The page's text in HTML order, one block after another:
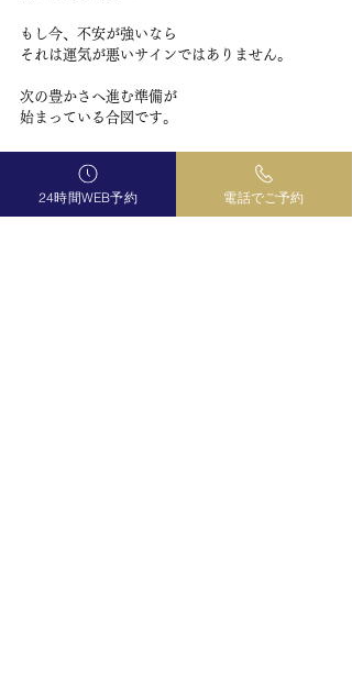
もし今、不安が強いなら
それは運気が悪いサインではありません。
次の豊かさへ進む準備が
始まっている合図です。
その“言葉にならなかった感情”を
一緒に整理していくためのもの。
24時間WEB予約 電話でご予約